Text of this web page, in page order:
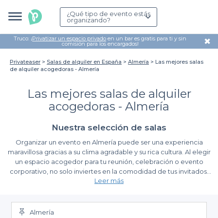
¿Qué tipo de evento estás
organizando?
Truco: ¡Privatizar un espacio privado en un bar es gratis para ti y sin
comisión para los encargados! ✖
Privateaser Salas de alquiler en España Almería
Las mejores salas
de alquiler acogedoras - Almería
Las mejores salas de alquiler
acogedoras - Almería
Nuestra selección de salas
Organizar un evento en Almería puede ser una experiencia
maravillosa gracias a su clima agradable y su rica cultura. Al elegir
un espacio acogedor para tu reunión, celebración o evento
corporativo, no solo inviertes en la comodidad de tus invitados,
sino que también creas un ambiente propicio para la interacción
La facilidad de planificar con Privateaser
En Privateaser, hemos reunido una diversa selección de salas de
Leer más
Almería